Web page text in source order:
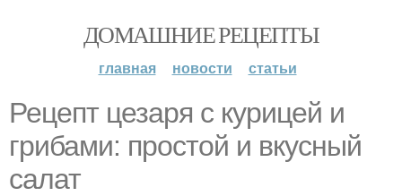
ДОМАШНИЕ РЕЦЕПТЫ
главная новости статьи
Рецепт цезаря с курицей и
грибами: простой и вкусный
салат